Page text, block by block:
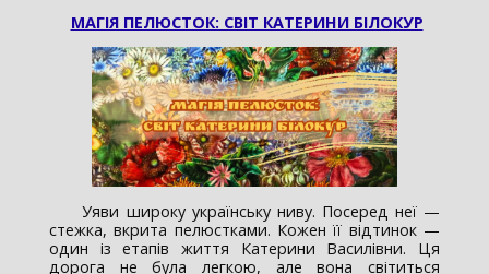
МАГІЯ ПЕЛЮСТОК: СВІТ КАТЕРИНИ БІЛОКУР
Уяви широку українську ниву. Посеред неї —
стежка, вкрита пелюстками. Кожен її відтинок —
один із етапів життя Катерини Василівни. Ця
дорога не була легкою, але вона світиться